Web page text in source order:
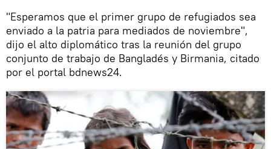
"Esperamos que el primer grupo de refugiados sea
enviado a la patria para mediados de noviembre",
dijo el alto diplomático tras la reunión del grupo
conjunto de trabajo de Bangladés y Birmania, citado
por el portal bdnews24.